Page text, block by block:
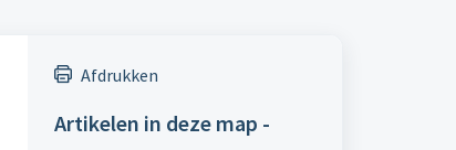
Afdrukken
Artikelen in deze map -